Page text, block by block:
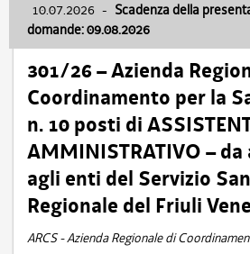
10.07.2026 - Scadenza della
domande: 09.08.2026
301/26 – Azienda
Coordinamento per la
n. 10 posti di
AMMINISTRATIVO – da
agli enti del Servizio
Regionale del Friuli
ARCS - Azienda Regionale di